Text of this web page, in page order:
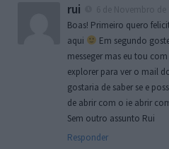
rui
Boas! Primeiro quero
aqui
Em segundo
messeger mas eu tou
explorer para ver o mail
gostaria de saber se e
de abrir com o ie abrir
Sem outro assunto Rui
Responder